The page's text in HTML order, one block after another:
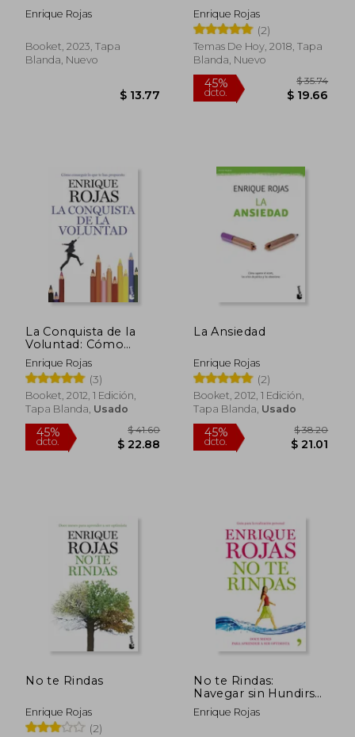
Enrique Rojas
Booket, 2023, Tapa
Blanda, Nuevo
Inteligencia
Enrique Rojas
(2)
Temas De Hoy, 2018, Tapa
Blanda, Nuevo
dcto.
La Conquista de la
Voluntad: Cómo
Conseguir lo que te
has Propuesto
(Prácticos)
Enrique Rojas
(3)
Booket, 2012, 1 Edición,
Tapa Blanda, Usado
La Ansiedad
Enrique Rojas
(2)
Booket, 2012, 1 Edición,
Tapa Blanda, Usado
No te Rindas
Enrique Rojas
(2)
No te Rindas:
Navegar sin Hundirse
en los Rapidos de la
Vida
Enrique Rojas